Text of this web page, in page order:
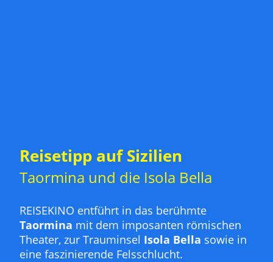
Reisetipp auf Sizilien
Taormina und die Isola Bella
REISEKINO entführt in das berühmte
Taormina mit dem imposanten römischen
Theater, zur Trauminsel Isola Bella sowie in
eine faszinierende Felsschlucht.